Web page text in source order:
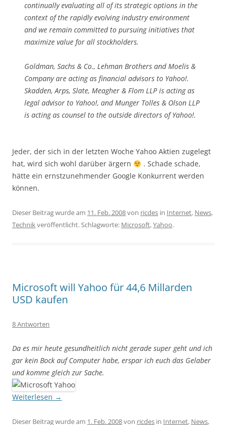
continually evaluating all of its strategic options in the
context of the rapidly evolving industry environment
and we remain committed to pursuing initiatives that
maximize value for all stockholders.
Goldman, Sachs & Co., Lehman Brothers and Moelis &
Company are acting as financial advisors to Yahoo!.
Skadden, Arps, Slate, Meagher & Flom LLP is acting as
legal advisor to Yahoo!, and Munger Tolles & Olson LLP
is acting as counsel to the outside directors of Yahoo!.
Jeder, der sich in der letzten Woche Yahoo Aktien zugelegt
hat, wird sich wohl darüber ärgern
. Schade schade,
hätte ein ernstzunehmender Google Konkurrent werden
können.
Dieser Beitrag wurde am 11. Feb. 2008von ricdes in Internet, News,
Technikveröffentlicht. Schlagworte: Microsoft,Yahoo.
Microsoft will Yahoo für 44,6 Millarden
USD kaufen
8 Antworten
Da es mir heute gesundheitlich nicht gerade super geht und ich
gar kein Bock auf Computer habe, erspar ich euch das Gelaber
und komme gleich zur Sache.
Weiterlesen →
Dieser Beitrag wurde am 1. Feb. 2008von ricdes in Internet, News,